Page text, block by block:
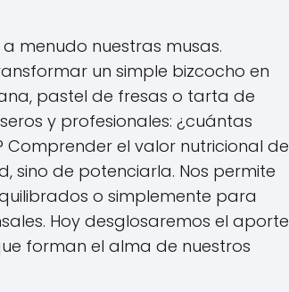
menudo nuestras musas.
un simple bizcocho en
pastel de fresas o tarta de
y profesionales: ¿cuántas
el valor nutricional de
sino de potenciarla. Nos permite
o simplemente para
Hoy desglosaremos el aporte
forman el alma de nuestros